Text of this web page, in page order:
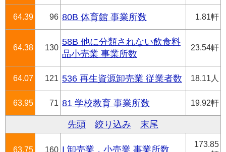
64.39 96 80B 体育館 事業所数 1.81軒
64.38 130
58B 他に分類されない飲食料
品小売業 事業所数
23.54軒
64.07 121 536 再生資源卸売業 従業者数 18.11人
63.95 71 81 学校教育 事業所数 19.92軒
先頭 絞り込み 末尾
63.75 160 I 卸売業，小売業 事業所数
173.85